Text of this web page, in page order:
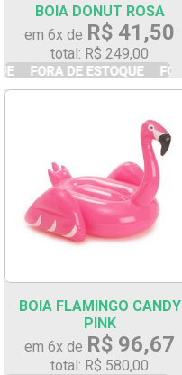
BOIA DONUT ROSA
em 6x de R$ 41,50
total: R$ 249,00
BOIA FLAMINGO CANDY
PINK
em 6x de R$ 96,67
total: R$ 580,00